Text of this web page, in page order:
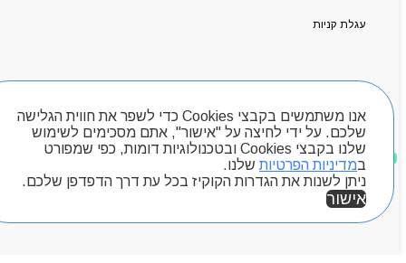
אנו משתמשים בקבצי Cookies כדי לשפר את חווית הגלישה
שלכם. על ידי לחיצה על "אישור", אתם מסכימים לשימוש
שלנו בקבצי Cookies ובטכנולוגיות דומות, כפי שמפורט
במדיניות הפרטיות שלנו.
ניתן לשנות את הגדרות הקוקיז בכל עת דרך הדפדפן שלכם.
אישור
עגלת קניות
חיפוש מוצרים
מוצרים שאהבתי
קטלוג מוצרים